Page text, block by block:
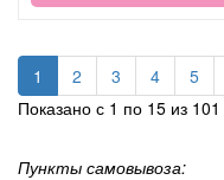
1 2 3 4 5
Показано с 1 по 15 из
Пункты самовывоза: